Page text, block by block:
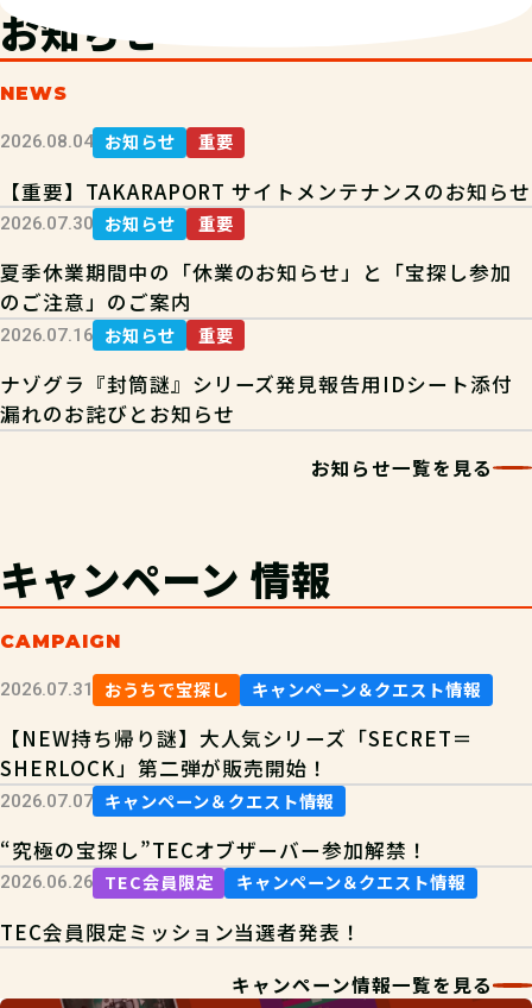
お知らせ
NEWS
2026.08.04 お知らせ 重要
【重要】TAKARAPORT サイトメンテナンスのお知らせ
2026.07.30 お知らせ 重要
夏季休業期間中の「休業のお知らせ」と「宝探し参加
のご注意」のご案内
2026.07.16 お知らせ 重要
ナゾグラ『封筒謎』シリーズ発見報告用IDシート添付
漏れのお詫びとお知らせ
お知らせ一覧を見る
キャンペーン 情報
CAMPAIGN
2026.07.31 おうちで宝探し キャンペーン＆クエスト情報
【NEW持ち帰り謎】大人気シリーズ「SECRET＝
SHERLOCK」第二弾が販売開始！
2026.07.07 キャンペーン＆クエスト情報
“究極の宝探し”TECオブザーバー参加解禁！
2026.06.26 TEC会員限定 キャンペーン＆クエスト情報
TEC会員限定ミッション当選者発表！
キャンペーン情報一覧を見る